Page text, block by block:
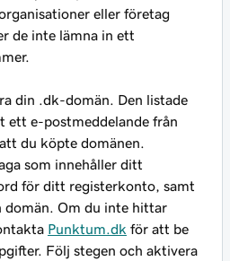
eller företag
de inte lämna in ett
din .dk-domän. Den listade
ett e-postmeddelande från
du köpte domänen.
som innehåller ditt
för ditt registerkonto, samt
domän. Om du inte hittar
Punktum.dk för att be
Följ stegen och aktivera